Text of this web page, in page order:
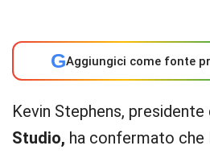
GAggiungici come fonte
Kevin Stephens, presidente
Studio, ha confermato che